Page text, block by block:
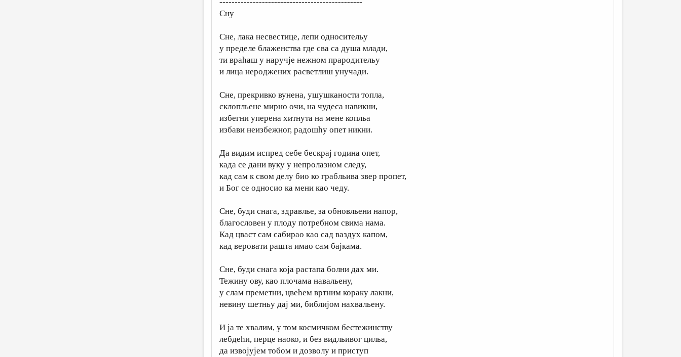
Сну
Сне, лака несвестице, лепи односительу
у пределе блаженства где сва са душа млади,
ти враhаш у наручје нежном прародительу
и лица нероджених расветлиш унучади.
Сне, прекривко вунена, ушушканости топла,
склопльене мирно очи, на чудеса навикни,
избегни уперена хитнута на мене копльа
избави неизбежног, радошhу опет никни.
Да видим испред себе бескрај година опет,
када се дани вуку у непролазном cледу,
кад сам к свом делу био ко грабльива звер пропет,
и Бог се односио ка мени као чеду.
Сне, буди снага, здравлье, за обновльени напор,
благословен у плоду потребном свима нама.
Кад цваст сам сабирао као сад ваздух капом,
кад веровати рашта имао сам бајкама.
Сне, буди снага која растапа болни дах ми.
Тежину ову, као плочама навальену,
у слам преметни, цвеhем вртним кораку лакни,
невину шетньу дај ми, библијом нахвальену.
И ја те хвалим, у том космичком бестежинству
лебдеhи, перце наоко, и без видльивог цильа,
да извојујем тобом и дозволу и приступ